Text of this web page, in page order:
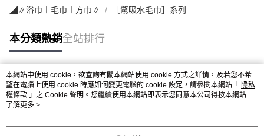
◢∥浴巾〡毛巾〡方巾∥ ［驚吸水毛巾］系列
本分類熱銷全站排行
熱門標籤
本網站中使用 cookie，欲查詢有關本網站使用 cookie 方式之詳情，及若您不希
望在電腦上使用 cookie 時應如何變更電腦的 cookie 設定，請參閱本網站「 隱私
權條款 」之 Cookie 聲明。您繼續使用本網站即表示您同意本公司得按本網站使
用條款之 Cookie 聲明使用 cookie。
了解更多 >